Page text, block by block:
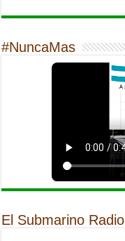
#NuncaMas
El Submarino Radio